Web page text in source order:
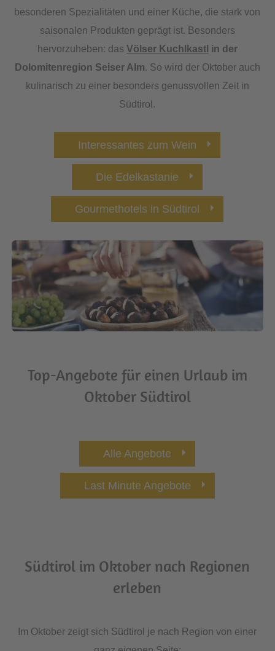
besonderen Spezialitäten und einer Küche, die stark von
saisonalen Produkten geprägt ist. Besonders
hervorzuheben: das Völser Kuchlkastl in der
Dolomitenregion Seiser Alm. So wird der Oktober auch
kulinarisch zu einer besonders genussvollen Zeit in
Südtirol.
Interessantes zum Wein
Die Edelkastanie
Gourmethotels in Südtirol
Top-Angebote für einen Urlaub im
Oktober Südtirol
Alle Angebote
Last Minute Angebote
Südtirol im Oktober nach Regionen
erleben
Im Oktober zeigt sich Südtirol je nach Region von einer